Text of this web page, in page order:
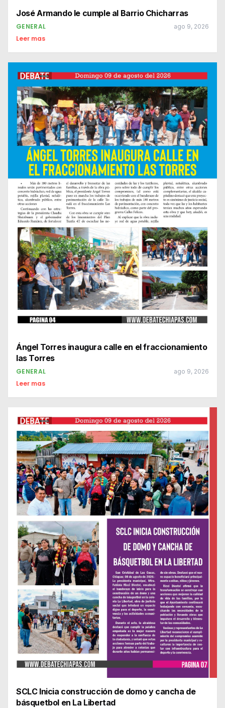
José Armando le cumple al Barrio Chicharras
GENERAL ago 9, 2026
Leer mas
Ángel Torres inaugura calle en el fraccionamiento
las Torres
GENERAL ago 9, 2026
Leer mas
SCLC Inicia construcción de domo y cancha de
básquetbol en La Libertad